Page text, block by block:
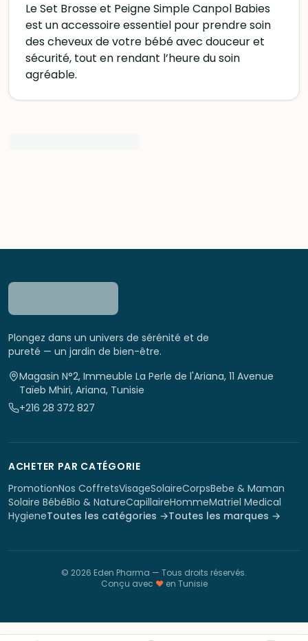
Le Set Brosse et Peigne Simple Canpol Babies
est un accessoire essentiel pour prendre soin
des cheveux de votre bébé avec douceur et
sécurité, tout en rendant l’heure du soin
agréable.
Plongez dans un univers de sérénité et de
pureté — un jardin de bien-être.
Magasin N°2, Immeuble La Perle de l'Ariana, 11 Avenue
Taïeb Mhiri, Ariana, Tunisie
+216 28 372 827
ACHETER PAR CATÉGORIE
PromotionNos CoffretsVisageSolaireCorpsBebe & Maman
Solaire BébéBio & NatureCapillaireHommeMatriel Medical
HygieneToutes les catégories →Toutes les marques →
© 2026 Eden Pharma — Tous droits réservés.
Conçu avec ♥en Tunisie